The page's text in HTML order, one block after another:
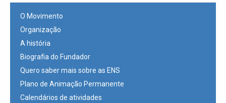
O Movimento
Organização
A história
Biografia do Fundador
Quero saber mais sobre as ENS
Plano de Animação Permanente
Calendários de atividades